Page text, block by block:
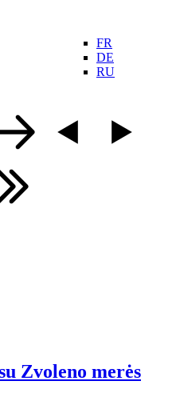
FR
DE
RU
Zvoleno merės